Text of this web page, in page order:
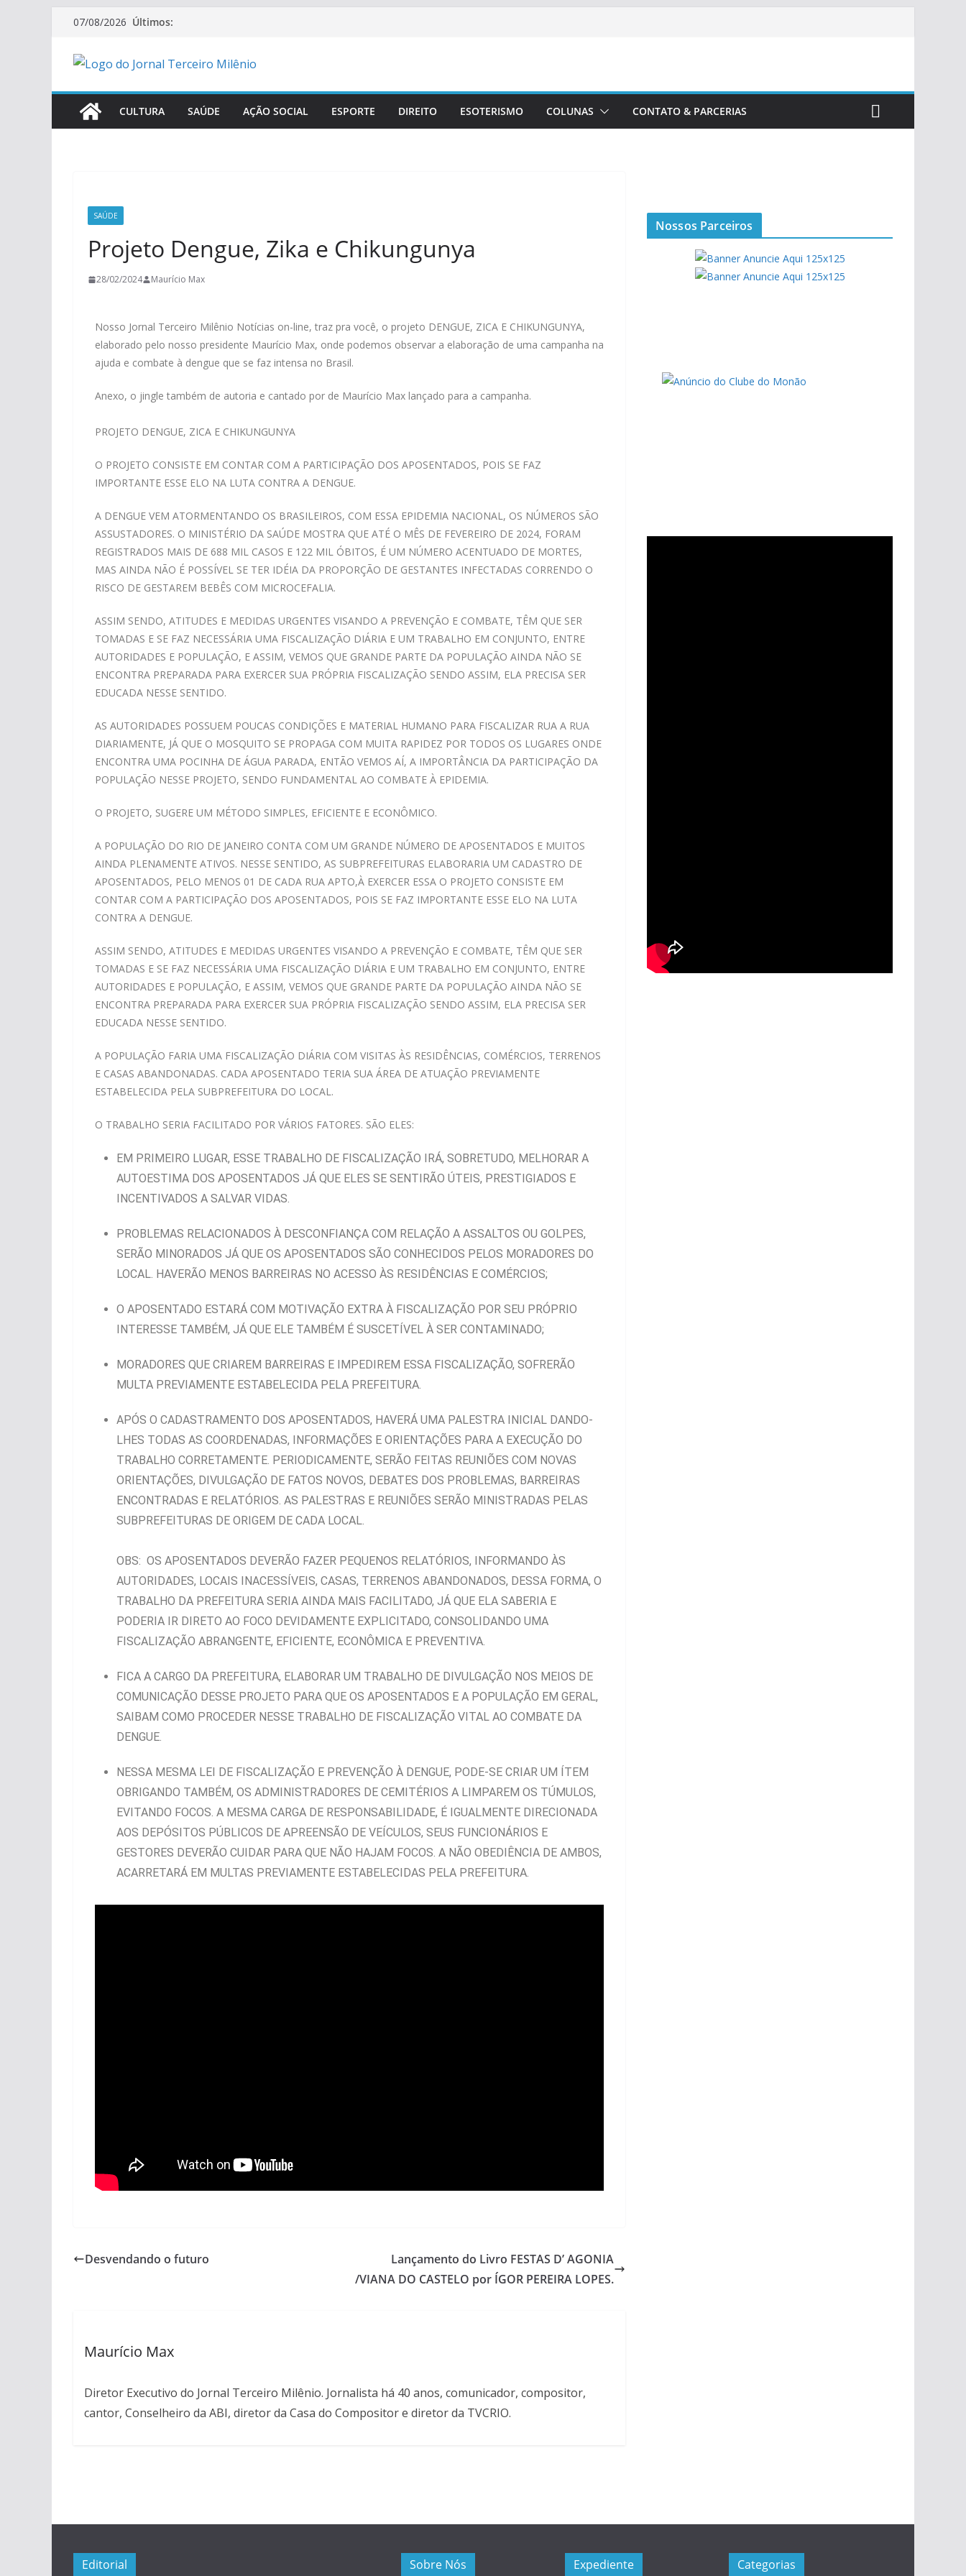
07/08/2026 Últimos:
CULTURA SAÚDE AÇÃO SOCIAL ESPORTE DIREITO ESOTERISMO COLUNAS CONTATO & PARCERIAS
SAÚDE
Projeto Dengue, Zika e Chikungunya
28/02/2024 Maurício Max
Nosso Jornal Terceiro Milênio Notícias on-line, traz pra você, o projeto DENGUE, ZICA E CHIKUNGUNYA,
elaborado pelo nosso presidente Maurício Max, onde podemos observar a elaboração de uma campanha na
ajuda e combate à dengue que se faz intensa no Brasil.
Anexo, o jingle também de autoria e cantado por de Maurício Max lançado para a campanha.
PROJETO DENGUE, ZICA E CHIKUNGUNYA
O PROJETO CONSISTE EM CONTAR COM A PARTICIPAÇÃO DOS APOSENTADOS, POIS SE FAZ
IMPORTANTE ESSE ELO NA LUTA CONTRA A DENGUE.
A DENGUE VEM ATORMENTANDO OS BRASILEIROS, COM ESSA EPIDEMIA NACIONAL, OS NÚMEROS SÃO
ASSUSTADORES. O MINISTÉRIO DA SAÚDE MOSTRA QUE ATÉ O MÊS DE FEVEREIRO DE 2024, FORAM
REGISTRADOS MAIS DE 688 MIL CASOS E 122 MIL ÓBITOS, É UM NÚMERO ACENTUADO DE MORTES,
MAS AINDA NÃO É POSSÍVEL SE TER IDÉIA DA PROPORÇÃO DE GESTANTES INFECTADAS CORRENDO O
RISCO DE GESTAREM BEBÊS COM MICROCEFALIA.
ASSIM SENDO, ATITUDES E MEDIDAS URGENTES VISANDO A PREVENÇÃO E COMBATE, TÊM QUE SER
TOMADAS E SE FAZ NECESSÁRIA UMA FISCALIZAÇÃO DIÁRIA E UM TRABALHO EM CONJUNTO, ENTRE
AUTORIDADES E POPULAÇÃO, E ASSIM, VEMOS QUE GRANDE PARTE DA POPULAÇÃO AINDA NÃO SE
ENCONTRA PREPARADA PARA EXERCER SUA PRÓPRIA FISCALIZAÇÃO SENDO ASSIM, ELA PRECISA SER
EDUCADA NESSE SENTIDO.
AS AUTORIDADES POSSUEM POUCAS CONDIÇÕES E MATERIAL HUMANO PARA FISCALIZAR RUA A RUA
DIARIAMENTE, JÁ QUE O MOSQUITO SE PROPAGA COM MUITA RAPIDEZ POR TODOS OS LUGARES ONDE
ENCONTRA UMA POCINHA DE ÁGUA PARADA, ENTÃO VEMOS AÍ, A IMPORTÂNCIA DA PARTICIPAÇÃO DA
POPULAÇÃO NESSE PROJETO, SENDO FUNDAMENTAL AO COMBATE À EPIDEMIA.
O PROJETO, SUGERE UM MÉTODO SIMPLES, EFICIENTE E ECONÔMICO.
A POPULAÇÃO DO RIO DE JANEIRO CONTA COM UM GRANDE NÚMERO DE APOSENTADOS E MUITOS
AINDA PLENAMENTE ATIVOS. NESSE SENTIDO, AS SUBPREFEITURAS ELABORARIA UM CADASTRO DE
APOSENTADOS, PELO MENOS 01 DE CADA RUA APTO,À EXERCER ESSA O PROJETO CONSISTE EM
CONTAR COM A PARTICIPAÇÃO DOS APOSENTADOS, POIS SE FAZ IMPORTANTE ESSE ELO NA LUTA
CONTRA A DENGUE.
ASSIM SENDO, ATITUDES E MEDIDAS URGENTES VISANDO A PREVENÇÃO E COMBATE, TÊM QUE SER
TOMADAS E SE FAZ NECESSÁRIA UMA FISCALIZAÇÃO DIÁRIA E UM TRABALHO EM CONJUNTO, ENTRE
AUTORIDADES E POPULAÇÃO, E ASSIM, VEMOS QUE GRANDE PARTE DA POPULAÇÃO AINDA NÃO SE
ENCONTRA PREPARADA PARA EXERCER SUA PRÓPRIA FISCALIZAÇÃO SENDO ASSIM, ELA PRECISA SER
EDUCADA NESSE SENTIDO.
A POPULAÇÃO FARIA UMA FISCALIZAÇÃO DIÁRIA COM VISITAS ÀS RESIDÊNCIAS, COMÉRCIOS, TERRENOS
E CASAS ABANDONADAS. CADA APOSENTADO TERIA SUA ÁREA DE ATUAÇÃO PREVIAMENTE
ESTABELECIDA PELA SUBPREFEITURA DO LOCAL.
O TRABALHO SERIA FACILITADO POR VÁRIOS FATORES. SÃO ELES:
EM PRIMEIRO LUGAR, ESSE TRABALHO DE FISCALIZAÇÃO IRÁ, SOBRETUDO, MELHORAR A
AUTOESTIMA DOS APOSENTADOS JÁ QUE ELES SE SENTIRÃO ÚTEIS, PRESTIGIADOS E
INCENTIVADOS A SALVAR VIDAS.
PROBLEMAS RELACIONADOS À DESCONFIANÇA COM RELAÇÃO A ASSALTOS OU GOLPES,
SERÃO MINORADOS JÁ QUE OS APOSENTADOS SÃO CONHECIDOS PELOS MORADORES DO
LOCAL. HAVERÃO MENOS BARREIRAS NO ACESSO ÀS RESIDÊNCIAS E COMÉRCIOS;
O APOSENTADO ESTARÁ COM MOTIVAÇÃO EXTRA À FISCALIZAÇÃO POR SEU PRÓPRIO
INTERESSE TAMBÉM, JÁ QUE ELE TAMBÉM É SUSCETÍVEL À SER CONTAMINADO;
MORADORES QUE CRIAREM BARREIRAS E IMPEDIREM ESSA FISCALIZAÇÃO, SOFRERÃO
MULTA PREVIAMENTE ESTABELECIDA PELA PREFEITURA.
APÓS O CADASTRAMENTO DOS APOSENTADOS, HAVERÁ UMA PALESTRA INICIAL DANDO-
LHES TODAS AS COORDENADAS, INFORMAÇÕES E ORIENTAÇÕES PARA A EXECUÇÃO DO
TRABALHO CORRETAMENTE. PERIODICAMENTE, SERÃO FEITAS REUNIÕES COM NOVAS
ORIENTAÇÕES, DIVULGAÇÃO DE FATOS NOVOS, DEBATES DOS PROBLEMAS, BARREIRAS
ENCONTRADAS E RELATÓRIOS. AS PALESTRAS E REUNIÕES SERÃO MINISTRADAS PELAS
SUBPREFEITURAS DE ORIGEM DE CADA LOCAL.
OBS: OS APOSENTADOS DEVERÃO FAZER PEQUENOS RELATÓRIOS, INFORMANDO ÀS
AUTORIDADES, LOCAIS INACESSÍVEIS, CASAS, TERRENOS ABANDONADOS, DESSA FORMA, O
TRABALHO DA PREFEITURA SERIA AINDA MAIS FACILITADO, JÁ QUE ELA SABERIA E
PODERIA IR DIRETO AO FOCO DEVIDAMENTE EXPLICITADO, CONSOLIDANDO UMA
FISCALIZAÇÃO ABRANGENTE, EFICIENTE, ECONÔMICA E PREVENTIVA.
FICA A CARGO DA PREFEITURA, ELABORAR UM TRABALHO DE DIVULGAÇÃO NOS MEIOS DE
COMUNICAÇÃO DESSE PROJETO PARA QUE OS APOSENTADOS E A POPULAÇÃO EM GERAL,
SAIBAM COMO PROCEDER NESSE TRABALHO DE FISCALIZAÇÃO VITAL AO COMBATE DA
DENGUE.
NESSA MESMA LEI DE FISCALIZAÇÃO E PREVENÇÃO À DENGUE, PODE-SE CRIAR UM ÍTEM
OBRIGANDO TAMBÉM, OS ADMINISTRADORES DE CEMITÉRIOS A LIMPAREM OS TÚMULOS,
EVITANDO FOCOS. A MESMA CARGA DE RESPONSABILIDADE, É IGUALMENTE DIRECIONADA
AOS DEPÓSITOS PÚBLICOS DE APREENSÃO DE VEÍCULOS, SEUS FUNCIONÁRIOS E
GESTORES DEVERÃO CUIDAR PARA QUE NÃO HAJAM FOCOS. A NÃO OBEDIÊNCIA DE AMBOS,
ACARRETARÁ EM MULTAS PREVIAMENTE ESTABELECIDAS PELA PREFEITURA.
Desvendando o futuro
Lançamento do Livro FESTAS D’ AGONIA
/VIANA DO CASTELO por ÍGOR PEREIRA LOPES.
Maurício Max
Diretor Executivo do Jornal Terceiro Milênio. Jornalista há 40 anos, comunicador, compositor,
cantor, Conselheiro da ABI, diretor da Casa do Compositor e diretor da TVCRIO.
Nossos Parceiros
Editorial Sobre Nós Expediente Categorias